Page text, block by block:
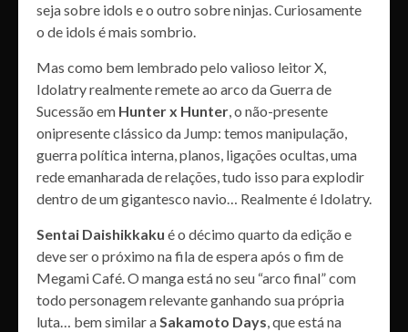
seja sobre idols e o outro sobre ninjas. Curiosamente
o de idols é mais sombrio.
Mas como bem lembrado pelo valioso leitor X,
Idolatry realmente remete ao arco da Guerra de
Sucessão em Hunter x Hunter, o não-presente
onipresente clássico da Jump: temos manipulação,
guerra política interna, planos, ligações ocultas, uma
rede emanharada de relações, tudo isso para explodir
dentro de um gigantesco navio… Realmente é Idolatry.
Sentai Daishikkaku é o décimo quarto da edição e
deve ser o próximo na fila de espera após o fim de
Megami Café. O manga está no seu “arco final” com
todo personagem relevante ganhando sua própria
luta… bem similar aSakamoto Days, que está na